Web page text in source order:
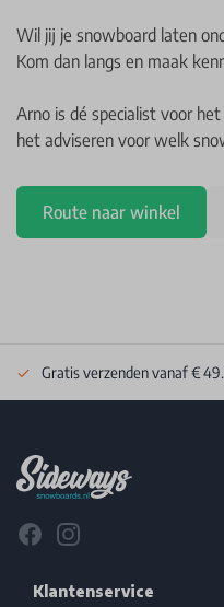
Wil jij je snowboard laten
Kom dan langs en maak
Arno is dé specialist voor
het adviseren voor welk
Route naar winkel
Gratis verzenden vanaf €
FacebookInstagram
Klantenservice